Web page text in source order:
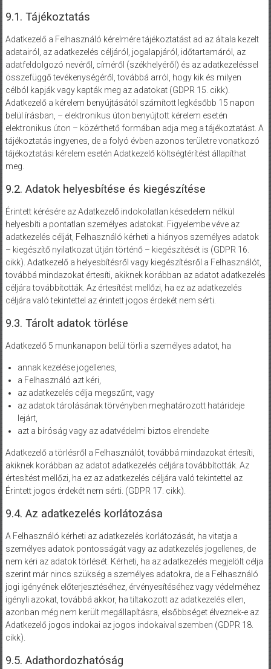
9.1. Tájékoztatás
Adatkezelő a Felhasználó kérelmére tájékoztatást ad az általa kezelt
adatairól, az adatkezelés céljáról, jogalapjáról, időtartamáról, az
adatfeldolgozó nevéről, címéről (székhelyéről) és az adatkezeléssel
összefüggő tevékenységéről, továbbá arról, hogy kik és milyen
célból kapják vagy kapták meg az adatokat (GDPR 15. cikk).
Adatkezelő a kérelem benyújtásától számított legkésőbb 15 napon
belül írásban, – elektronikus úton benyújtott kérelem esetén
elektronikus úton – közérthető formában adja meg a tájékoztatást. A
tájékoztatás ingyenes, de a folyó évben azonos területre vonatkozó
tájékoztatási kérelem esetén Adatkezelő költségtérítést állapíthat
meg.
9.2. Adatok helyesbítése és kiegészítése
Érintett kérésére az Adatkezelő indokolatlan késedelem nélkül
helyesbíti a pontatlan személyes adatokat. Figyelembe véve az
adatkezelés célját, Felhasználó kérheti a hiányos személyes adatok
– kiegészítő nyilatkozat útján történő – kiegészítését is (GDPR 16.
cikk). Adatkezelő a helyesbítésről vagy kiegészítésről a Felhasználót,
továbbá mindazokat értesíti, akiknek korábban az adatot adatkezelés
céljára továbbították. Az értesítést mellőzi, ha ez az adatkezelés
céljára való tekintettel az érintett jogos érdekét nem sérti.
9.3. Tárolt adatok törlése
Adatkezelő 5 munkanapon belül törli a személyes adatot, ha
annak kezelése jogellenes,
a Felhasználó azt kéri,
az adatkezelés célja megszűnt, vagy
az adatok tárolásának törvényben meghatározott határideje
lejárt,
azt a bíróság vagy az adatvédelmi biztos elrendelte
Adatkezelő a törlésről a Felhasználót, továbbá mindazokat értesíti,
akiknek korábban az adatot adatkezelés céljára továbbították. Az
értesítést mellőzi, ha ez az adatkezelés céljára való tekintettel az
Érintett jogos érdekét nem sérti. (GDPR 17. cikk).
9.4. Az adatkezelés korlátozása
A Felhasználó kérheti az adatkezelés korlátozását, ha vitatja a
személyes adatok pontosságát vagy az adatkezelés jogellenes, de
nem kéri az adatok törlését. Kérheti, ha az adatkezelés megjelölt célja
szerint már nincs szükség a személyes adatokra, de a Felhasználó
jogi igényének előterjesztéséhez, érvényesítéséhez vagy védelméhez
igényli azokat, továbbá akkor, ha tiltakozott az adatkezelés ellen,
azonban még nem került megállapításra, elsőbbséget élveznek-e az
Adatkezelő jogos indokai az jogos indokaival szemben (GDPR 18.
cikk).
9.5. Adathordozhatóság